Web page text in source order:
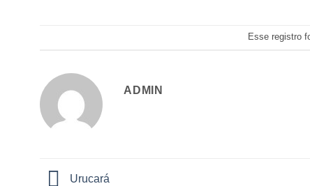
Esse registro
ADMIN
Urucará